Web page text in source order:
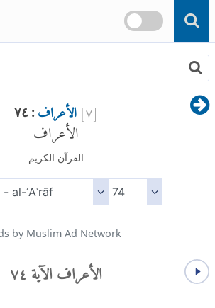
Skip to main content
[٧]الأعراف : ٧٤الأعراف
القرآن الكريم
by Muslim Ad Network
الأعراف الآية ٧٤